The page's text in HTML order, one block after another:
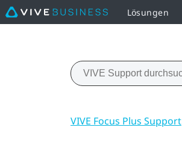
Lösungen
VIVE Focus Plus Support